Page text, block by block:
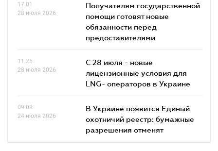
17.01
28 июля 2026
Получателям государственной
помощи готовят новые
обязанности перед
предоставителями
11.25
28 июля 2026
С 28 июля - новые
лицензионные условия для
LNG- операторов в Украине
09.08
24 июля 2026
В Украине появится Единый
охотничий реестр: бумажные
разрешения отменят